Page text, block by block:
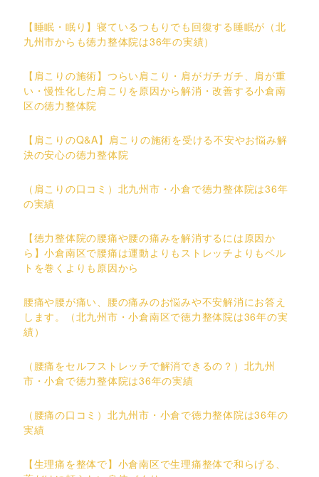
【睡眠・眠り】寝ているつもりでも回復する睡眠が（北
九州市からも徳力整体院は36年の実績）
【肩こりの施術】つらい肩こり・肩がガチガチ、肩が重
い・慢性化した肩こりを原因から解消・改善する小倉南
区の徳力整体院
【肩こりのQ&A】肩こりの施術を受ける不安やお悩み解
決の安心の徳力整体院
（肩こりの口コミ）北九州市・小倉で徳力整体院は36年
の実績
【徳力整体院の腰痛や腰の痛みを解消するには原因か
ら】小倉南区で腰痛は運動よりもストレッチよりもベル
トを巻くよりも原因から
腰痛や腰が痛い、腰の痛みのお悩みや不安解消にお答え
します。（北九州市・小倉南区で徳力整体院は36年の実
績）
（腰痛をセルフストレッチで解消できるの？）北九州
市・小倉で徳力整体院は36年の実績
（腰痛の口コミ）北九州市・小倉で徳力整体院は36年の
実績
【生理痛を整体で】小倉南区で生理痛整体で和らげる、